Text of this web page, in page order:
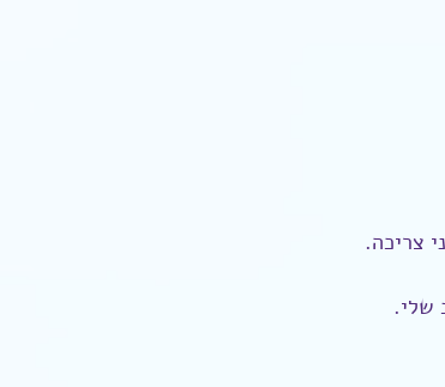
צריכה.
שלי.